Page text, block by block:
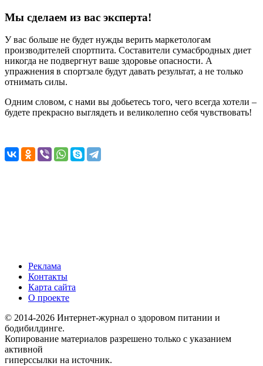
Мы сделаем из вас эксперта!
У вас больше не будет нужды верить маркетологам
производителей спортпита. Составители сумасбродных диет
никогда не подвергнут ваше здоровье опасности. А
упражнения в спортзале будут давать результат, а не только
отнимать силы.
Одним словом, с нами вы добьетесь того, чего всегда хотели –
будете прекрасно выглядеть и великолепно себя чувствовать!
Реклама
Контакты
Карта сайта
О проекте
© 2014-2026 Интернет-журнал о здоровом питании и
бодибилдинге.
Копирование материалов разрешено только с указанием
активной
гиперссылки на источник.